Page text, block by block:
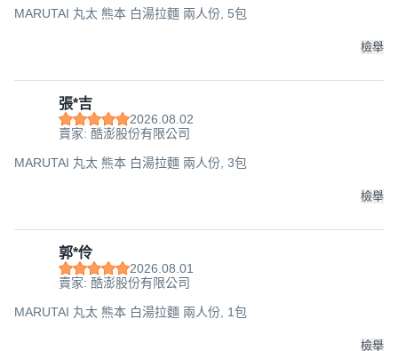
MARUTAI 丸太 熊本 白湯拉麵 兩人份, 5包
檢舉
張*吉
2026.08.02
賣家: 酷澎股份有限公司
MARUTAI 丸太 熊本 白湯拉麵 兩人份, 3包
檢舉
郭*伶
2026.08.01
賣家: 酷澎股份有限公司
MARUTAI 丸太 熊本 白湯拉麵 兩人份, 1包
檢舉